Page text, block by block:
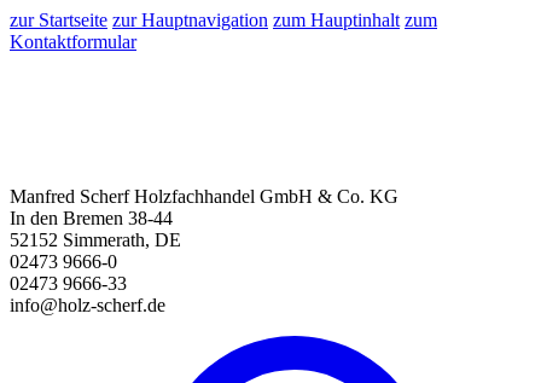
zur Startseite zur Hauptnavigation zum Hauptinhalt zum
Kontaktformular
Manfred Scherf Holzfachhandel GmbH & Co. KG
In den Bremen 38-44
52152 Simmerath, DE
02473 9666-0
02473 9666-33
info@holz-scherf.de